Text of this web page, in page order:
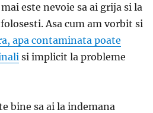
este nevoie sa ai grija si la
folosesti. Asa cum am vorbit si
apa contaminata poate
si implicit la probleme
bine sa ai la indemana